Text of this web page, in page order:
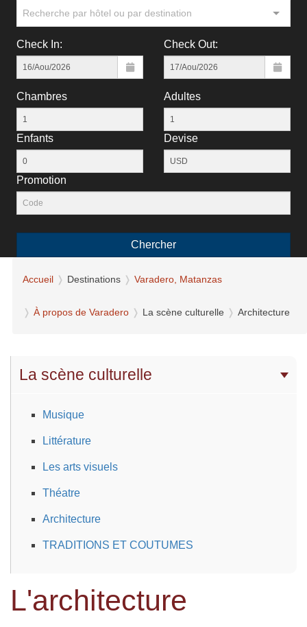
Recherche par hôtel ou par destination
Check In: Check Out:
Chambres Adultes
Enfants Devise
Рromotion
Chercher
Accueil Destinations Varadero, Matanzas
À propos de Varadero La scène culturelle Architecture
La scène culturelle
Musique
Littérature
Les arts visuels
Théatre
Architecture
TRADITIONS ET COUTUMES
L'architecture